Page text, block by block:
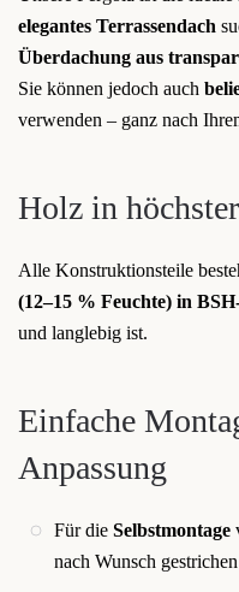
elegantes Terrassendach
Überdachung aus
Sie können jedoch auch
verwenden – ganz nach
Holz in
Alle Konstruktionsteile
(12–15 % Feuchte) in
und langlebig ist.
Einfache
Anpassung
Für die Selbstmontage
nach Wunsch